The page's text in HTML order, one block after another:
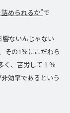
められるか”で
響ないんじゃない
その1％にこだわら
く、苦労して１％
効率であるという